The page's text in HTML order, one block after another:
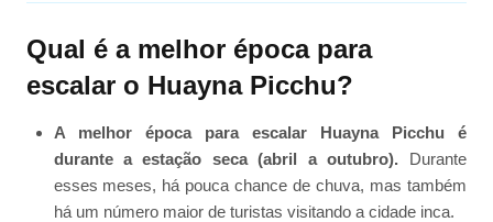
Qual é a melhor época para
escalar o Huayna Picchu?
A melhor época para escalar Huayna Picchu é
durante a estação seca (abril a outubro). Durante
esses meses, há pouca chance de chuva, mas também
há um número maior de turistas visitando a cidade inca.